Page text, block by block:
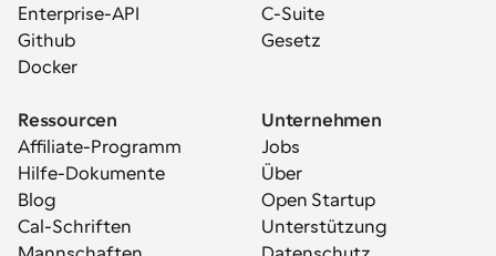
Enterprise-API
Github
Docker
C-Suite
Gesetz
Ressourcen
Affiliate-Programm
Hilfe-Dokumente
Blog
Cal-Schriften
Unternehmen
Jobs
Über
Open Startup
Unterstützung